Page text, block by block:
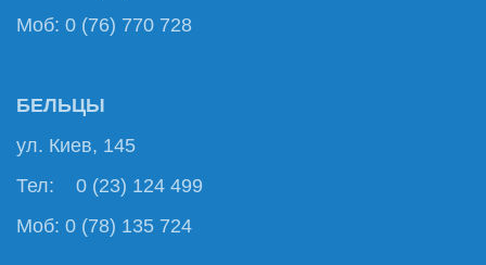
Моб: 0 (76) 770 728
БЕЛЬЦЫ
ул. Киев, 145
Тел: 0 (23) 124 499
Моб: 0 (78) 135 724